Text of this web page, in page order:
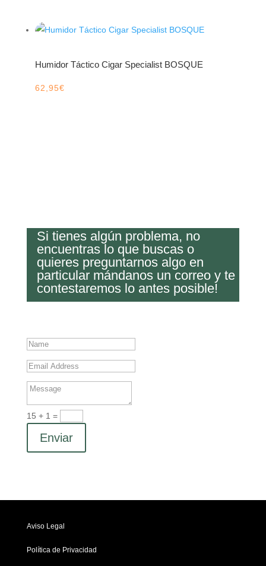
Humidor Táctico Cigar Specialist BOSQUE
62,95€
Si tienes algún problema, no
encuentras lo que buscas o
quieres preguntarnos algo en
particular mándanos un correo y te
contestaremos lo antes posible!
15 + 1 =
Enviar
Aviso Legal
Política de Privacidad